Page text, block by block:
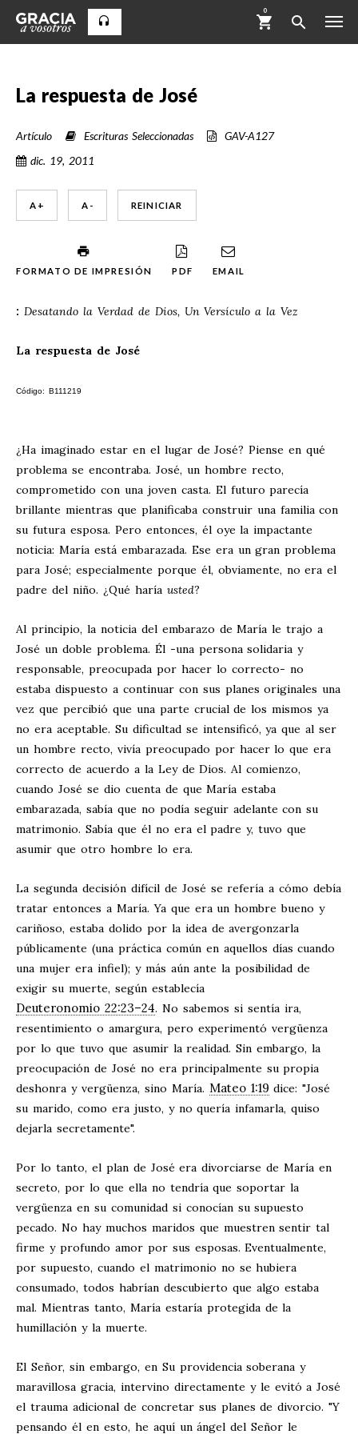
0
La respuesta de José
Artículo Escrituras Seleccionadas
GAV-A127
dic. 19, 2011
A + A - REINICIAR
FORMATO DE IMPRESIÓN PDF EMAIL
: Desatando la Verdad de Dios, Un Versículo a la Vez
La respuesta de José
Código: B111219
¿Ha imaginado estar en el lugar de José? Piense en qué
problema se encontraba. José, un hombre recto,
comprometido con una joven casta. El futuro parecía
brillante mientras que planificaba construir una familia con
su futura esposa. Pero entonces, él oye la impactante
noticia: María está embarazada. Ese era un gran problema
para José; especialmente porque él, obviamente, no era el
padre del niño. ¿Qué haría usted?
Al principio, la noticia del embarazo de María le trajo a
José un doble problema. Él -una persona solidaria y
responsable, preocupada por hacer lo correcto- no
estaba dispuesto a continuar con sus planes originales una
vez que percibió que una parte crucial de los mismos ya
no era aceptable. Su dificultad se intensificó, ya que al ser
un hombre recto, vivía preocupado por hacer lo que era
correcto de acuerdo a la Ley de Dios. Al comienzo,
cuando José se dio cuenta de que María estaba
embarazada, sabía que no podía seguir adelante con su
matrimonio. Sabía que él no era el padre y, tuvo que
asumir que otro hombre lo era.
La segunda decisión difícil de José se refería a cómo debía
tratar entonces a María. Ya que era un hombre bueno y
cariñoso, estaba dolido por la idea de avergonzarla
públicamente (una práctica común en aquellos días cuando
una mujer era infiel); y más aún ante la posibilidad de
exigir su muerte, según establecía
Deuteronomio 22:23–24. No sabemos si sentía ira,
resentimiento o amargura, pero experimentó vergüenza
por lo que tuvo que asumir la realidad. Sin embargo, la
preocupación de José no era principalmente su propia
deshonra y vergüenza, sino María. Mateo 1:19 dice: "José
su marido, como era justo, y no quería infamarla, quiso
dejarla secretamente".
Por lo tanto, el plan de José era divorciarse de María en
secreto, por lo que ella no tendría que soportar la
vergüenza en su comunidad si conocían su supuesto
pecado. No hay muchos maridos que muestren sentir tal
firme y profundo amor por sus esposas. Eventualmente,
por supuesto, cuando el matrimonio no se hubiera
consumado, todos habrían descubierto que algo estaba
mal. Mientras tanto, María estaría protegida de la
humillación y la muerte.
El Señor, sin embargo, en Su providencia soberana y
maravillosa gracia, intervino directamente y le evitó a José
el trauma adicional de concretar sus planes de divorcio. "Y
pensando él en esto, he aquí un ángel del Señor le